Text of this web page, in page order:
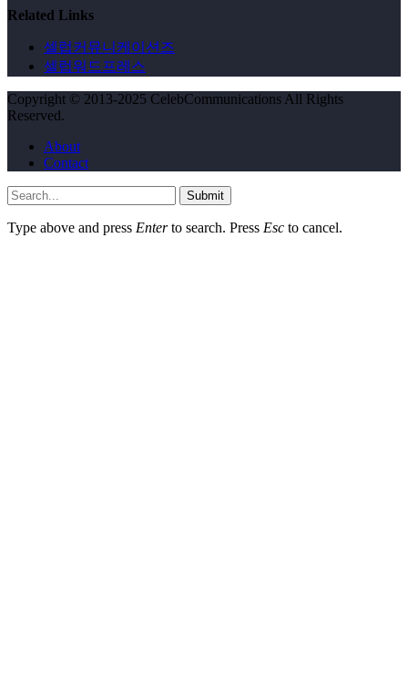
Related Links
셀럽커뮤니케이션즈
셀럽워드프레스
Copyright © 2013-2025 CelebCommunications All Rights
Reserved.
About
Contact
Submit
Type above and press Enterto search. Press Esc to cancel.